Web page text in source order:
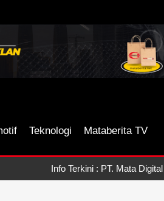
Teknologi Mataberita TV
Info Terkini : PT. Mata Digital